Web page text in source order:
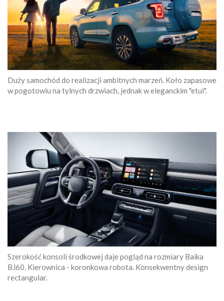
Duży samochód do realizacji ambitnych marzeń. Koło zapasowe
w pogotowiu na tylnych drzwiach, jednak w eleganckim "etui".
Szerokość konsoli środkowej daje pogląd na rozmiary Baika
BJ60. Kierownica - koronkowa robota. Konsekwentny design
rectangular.